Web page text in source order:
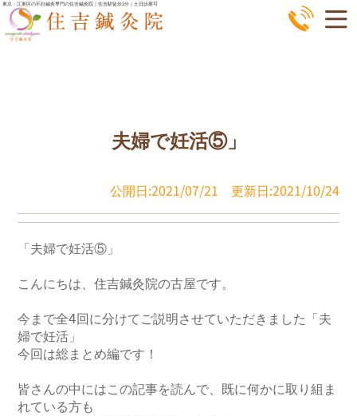
コ
ン
東京・江東区の不妊鍼灸専門の住吉鍼灸院｜住吉駅徒歩1分｜土日診療可
夫婦で妊活⑤」
公開日:2021/07/21 更新日:2021/10/24
「夫婦で妊活⑤」
こんにちは、住吉鍼灸院の古屋です。
今まで全4回に分けてご説明させていただきました「夫
婦で妊活」
今回は総まとめ編です！
皆さんの中にはこの記事を読んで、既に何かに取り組ま
れている方も